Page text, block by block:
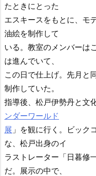
たときにとった
エスキースをもとに、モ
油絵を制作して
いる。教室のメンバーは
は進んでいて、
この日で仕上げ。先月と
制作していた。
指導後、松戸伊勢丹と文
ンダーワールド
展 」を観に行く。ビック
な、松戸出身のイ
ラストレーター「日暮修
だ。展示の中で、